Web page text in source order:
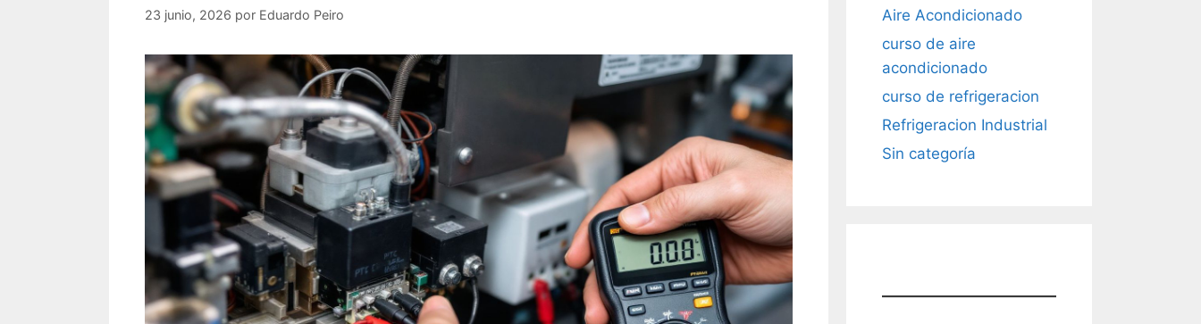
23 junio, 2026 por Eduardo Peiro
Aire Acondicionado
curso de aire
acondicionado
curso de refrigeracion
Refrigeracion Industrial
Sin categoría